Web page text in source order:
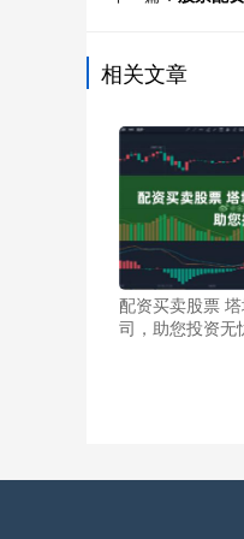
相关文章
配资买卖股票
司，助您投资无